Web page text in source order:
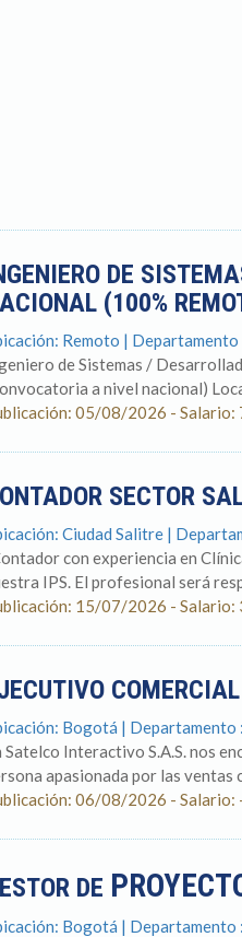
DE
(100%
Remoto |
de Sistemas /
a nivel nacional)
05/08/2026 - Salario:
SECTOR
Ciudad Salitre |
con experiencia en
IPS. El profesional será
15/07/2026 - Salario:
COMERCIAL
Bogotá | Departamento
Satelco Interactivo S.A.S. nos
apasionada por las ventas
06/08/2026 -
DE
Bogotá | Departamento